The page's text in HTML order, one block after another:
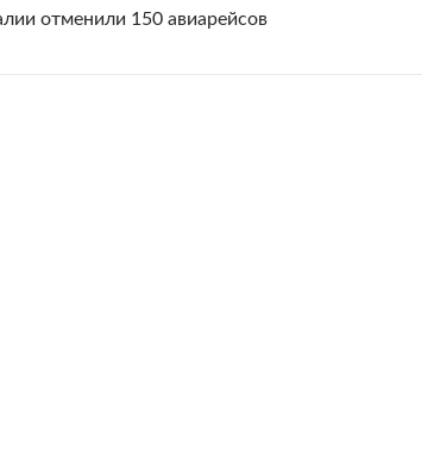
отменили 150 авиарейсов